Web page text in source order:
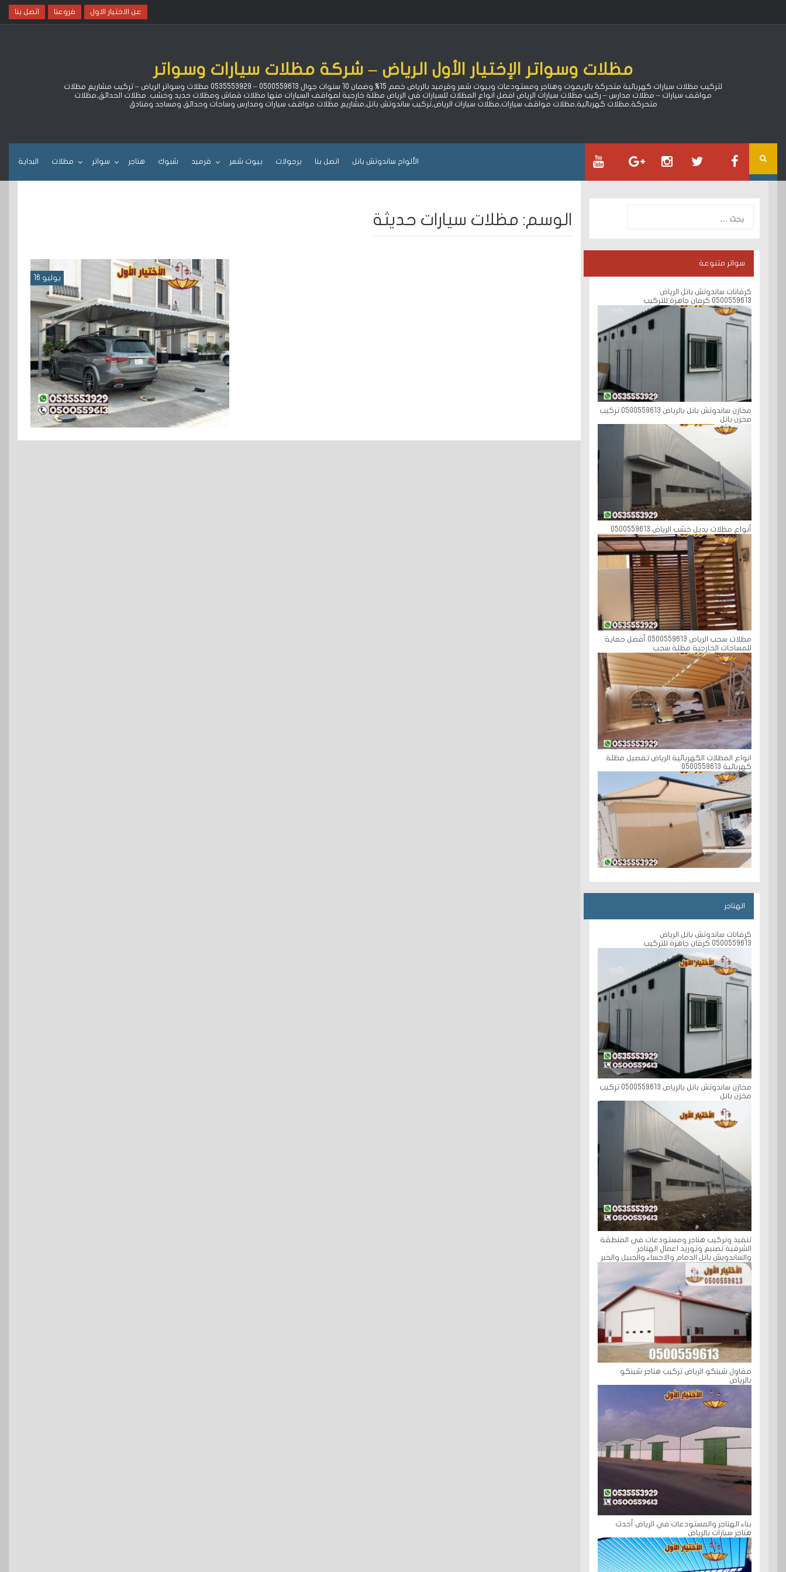
عن الاختيار الاول فروعنا اتصل بنا
مظلات وسواتر الإختيار الأول الرياض – شركة مظلات سيارات وسواتر
لتركيب مظلات سيارات كهربائية متحركة بالريموت وهناجر ومستودعات وبيوت شعر وقرميد بالرياض خصم 15% ‏وضمان 10 سنوات جوال 0500559613 – 0535553929 مظلات وسواتر الرياض – تركيب مشاريع مظلات
مواقف سيارات – مظلات مدارس – ركيب مظلات سيارات الرياض افضل انواع المظلات للسيارات قي الرياض مظلة خارجية لمواقف السيارات منها مظلات قماش ومظلات حديد وخشب. مظلات الحدائق,مظلات
متحركة,مظلات كهربائية,مظلات مواقف سيارات,مظلات سيارات الرياض,تركيب ساندوتش بانل,مشاريع مظلات مواقف سيارات ومدارس وساحات وحدائق ومساجد وفنادق
البداية مظلات سواتر هناجر شبوك قرميد بيوت شعر برجولات اتصل بنا الألواح ساندوتش بانل
الوسم: مظلات سيارات حديثة
يوليو 16
اشكال مظلات سيارات عصرية في
الرياض بجودة عالية
عن:
سواتر متنوعة
كرفانات ساندوتش بانل الرياض
0500559613 كرفان جاهزة للتركيب
مخازن ساندوتش بانل بالرياض 0500559613 تركيب
مخزن بانل
أنواع مظلات بديل خشب الرياض 0500559613
مظلات سحب الرياض 0500559613 أفضل حماية
للمساحات الخارجية مظلة سحب
انواع المظلات الكهربائية الرياض تفصيل مظلة
كهربائية 0500559613
الهناجر
كرفانات ساندوتش بانل الرياض
0500559613 كرفان جاهزة للتركيب
مخازن ساندوتش بانل بالرياض 0500559613 تركيب
مخزن بانل
تنفيذ وتركيب هناجر ومستودعات في المنطقة
الشرقية تصنيع وتوريد اعمال الهناجر
والساندويش بانل الدمام والاحساء والجبيل والخبر
مقاول شينكو الرياض تركيب هناجر شينكو
بالرياض
بناء الهناجر والمستودعات في الرياض أحدث
هناجر سيارات بالرياض